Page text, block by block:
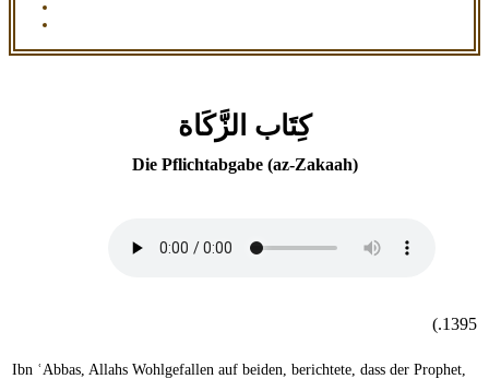
كِتَاب الزَّكَاة
Die Pflichtabgabe (az-Zakaah)
1395.)
Ibn ʿAbbas, Allahs Wohlgefallen auf beiden, berichtete, dass der Prophet,